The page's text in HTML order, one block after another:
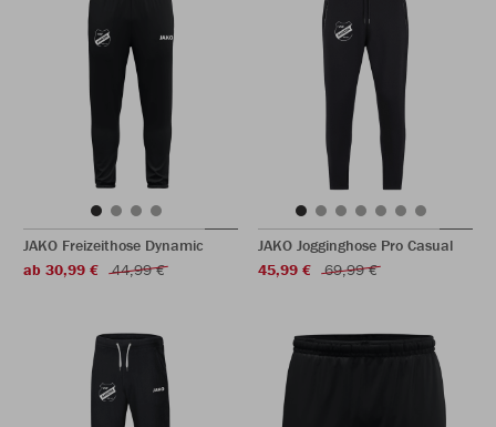
JAKO Freizeithose Dynamic
ab 30,99 €
44,99 €
JAKO Jogginghose Pro Casual
45,99 €
69,99 €